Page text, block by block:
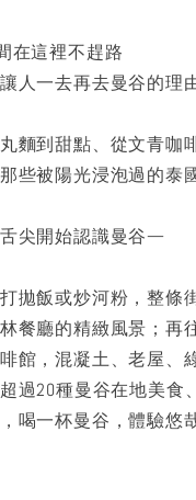
在這裡不趕路
人一去再去曼谷的理
麵到甜點、從文青咖
些被陽光浸泡過的泰
尖開始認識曼谷—
拋飯或炒河粉，整條
餐廳的精緻風景；再
館，混凝土、老屋、
過20種曼谷在地美食
喝一杯曼谷，體驗悠